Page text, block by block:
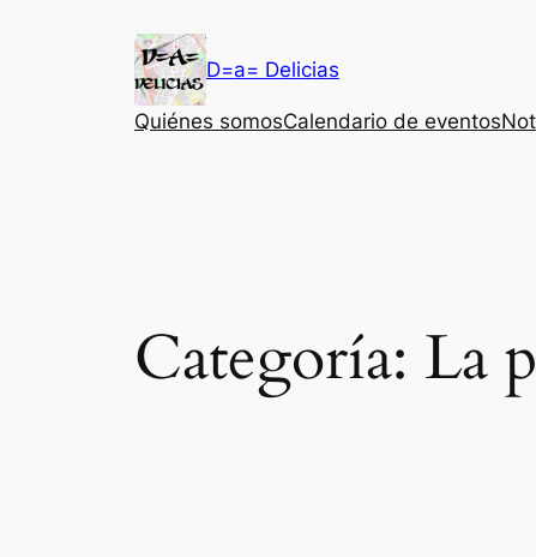
D=a= Delicias
Quiénes somosCalendario de eventos
Categoría: La